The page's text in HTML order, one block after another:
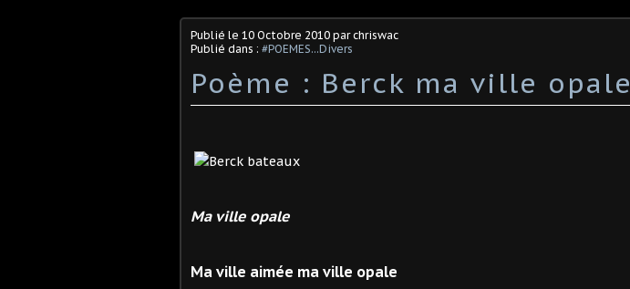
Publié le 10 Octobre 2010 par chriswac
Publié dans : #POEMES...Divers
Poème : Berck ma ville opale
Ma ville opale
Ma ville aimée ma ville opale